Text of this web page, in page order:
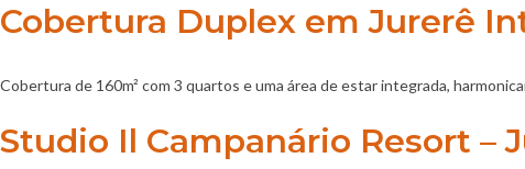
Cobertura Duplex em Jurerê
Cobertura de 160m² com 3 quartos e uma área de estar integrada,
Studio Il Campanário Resort –